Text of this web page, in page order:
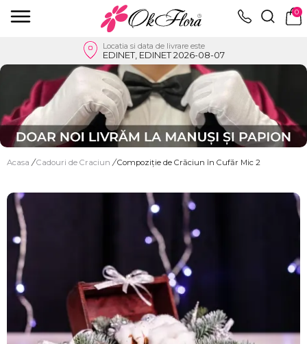
0
Locatia si data de livrare este
EDINET, EDINET 2026-08-07
Acasa / Cadouri de Craciun / Compoziție de Crăciun în Cufăr Mic 2